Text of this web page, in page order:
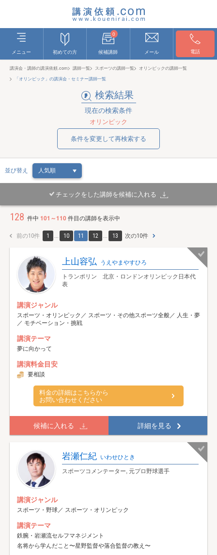
メニュー 初めての方
0
候補講師 メール 電話
講演会・講師の講演依頼.com 講師一覧 スポーツの講師一覧
オリンピックの講師一覧
「オリンピック」の講演会・セミナー講師一覧
検索結果
現在の検索条件
オリンピック
条件を変更して再検索する
並び替え
チェックをした講師を候補に入れる
128 件中 101～110件目の講師を表示中
前の10件 1 ... 10 11 12 ... 13 次の10件
上山容弘 うえやまやすひろ
トランポリン 北京・ロンドンオリンピック日本代
表
講演ジャンル
スポーツ・オリンピック／ スポーツ・その他スポーツ全般／ 人生・夢
／ モチベーション・挑戦
講演テーマ
夢に向かって
講演料金目安
要相談
料金の詳細はこちらから
お問い合わせください
候補に入れる 詳細を見る
岩瀬仁紀 いわせひとき
スポーツコメンテーター, 元プロ野球選手
講演ジャンル
スポーツ・野球／ スポーツ・オリンピック
講演テーマ
鉄腕・岩瀬流セルフマネジメント
名将から学んだこと〜星野監督や落合監督の教え〜